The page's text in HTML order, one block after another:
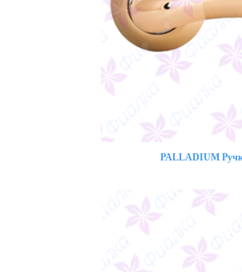
PALLADIUM